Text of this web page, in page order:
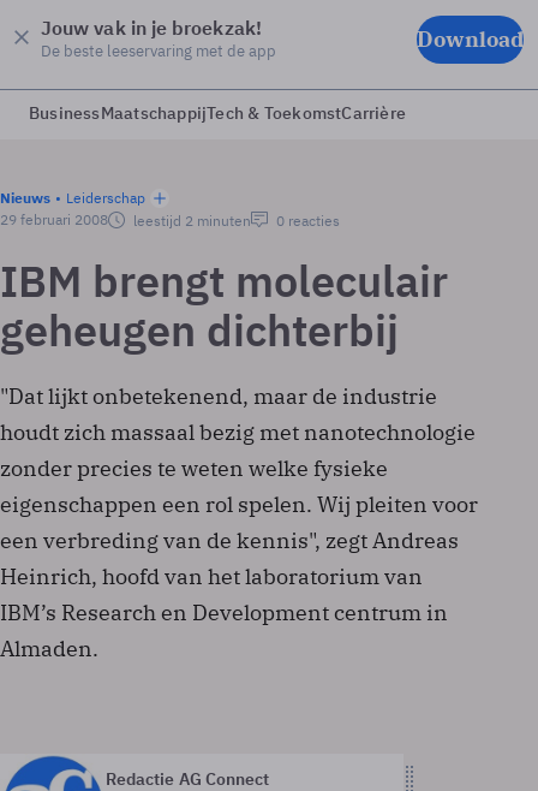
Jouw vak in je broekzak!
De beste leeservaring met de app Download
BusinessMaatschappijTech & ToekomstCarrière
Nieuws
Leiderschap
29 februari 2008
leestijd 2 minuten 0 reacties
IBM brengt moleculair
geheugen dichterbij
"Dat lijkt onbetekenend, maar de industrie
houdt zich massaal bezig met nanotechnologie
zonder precies te weten welke fysieke
eigenschappen een rol spelen. Wij pleiten voor
een verbreding van de kennis", zegt Andreas
Heinrich, hoofd van het laboratorium van
IBM’s Research en Development centrum in
Almaden.
Redactie AG Connect